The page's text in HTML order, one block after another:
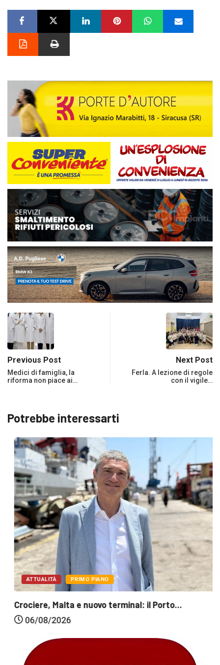
Previous Post
Medici di famiglia, la
riforma non piace ai…
Next Post
Ferla. A lezione di regole
con il vigile…
Potrebbe interessarti
ATTUALITÀ PRIMO PIANO
Crociere, Malta e nuovo terminal: il Porto...
06/08/2026